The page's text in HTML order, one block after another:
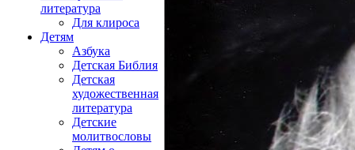
литература
Для клироса
Детям
Азбука
Детская Библия
Детская
художественная
литература
Детские
молитвословы